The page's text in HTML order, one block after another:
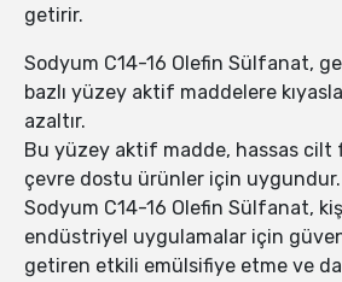
getirir.
Sodyum C14-16 Olefin Sülfanat,
bazlı yüzey aktif maddelere kıyasla
azaltır.
Bu yüzey aktif madde, hassas cilt
çevre dostu ürünler için uygundur.
Sodyum C14-16 Olefin Sülfanat,
endüstriyel uygulamalar için
getiren etkili emülsifiye etme ve